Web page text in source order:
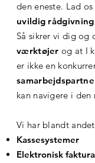
den eneste. Lad
uvildig rådgivning
Så sikrer vi dig og
værktøjerog at I
er ikke en
kan navigere i
Vi har blandt
Kassesystemer
Elektronisk